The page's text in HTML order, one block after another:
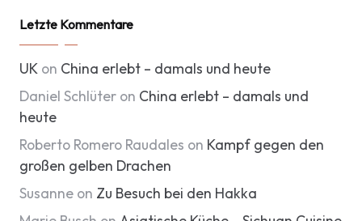
Letzte Kommentare
UK on China erlebt – damals und heute
Daniel Schlüter on China erlebt – damals und
heute
Roberto Romero Raudales on Kampf gegen den
großen gelben Drachen
Susanne on Zu Besuch bei den Hakka